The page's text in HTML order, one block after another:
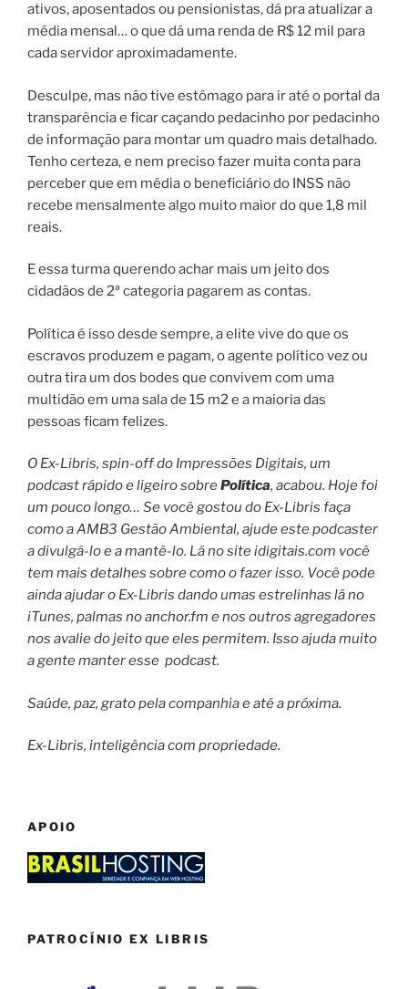
ativos, aposentados ou pensionistas, dá pra atualizar a
média mensal… o que dá uma renda de R$ 12 mil para
cada servidor aproximadamente.
Desculpe, mas não tive estômago para ir até o portal da
transparência e ficar caçando pedacinho por pedacinho
de informação para montar um quadro mais detalhado.
Tenho certeza, e nem preciso fazer muita conta para
perceber que em média o beneficiário do INSS não
recebe mensalmente algo muito maior do que 1,8 mil
reais.
E essa turma querendo achar mais um jeito dos
cidadãos de 2ª categoria pagarem as contas.
Política é isso desde sempre, a elite vive do que os
escravos produzem e pagam, o agente político vez ou
outra tira um dos bodes que convivem com uma
multidão em uma sala de 15 m2 e a maioria das
pessoas ficam felizes.
O Ex-Libris, spin-off do Impressões Digitais, um
podcast rápido e ligeiro sobrePolítica, acabou. Hoje foi
um pouco longo… Se você gostou do Ex-Libris faça
como a AMB3 Gestão Ambiental, ajude este podcaster
a divulgá-lo e a mantê-lo. Lá no site idigitais.com você
tem mais detalhes sobre como o fazer isso. Você pode
ainda ajudar o Ex-Libris dando umas estrelinhas lá no
iTunes, palmas no anchor.fm e nos outros agregadores
nos avalie do jeito que eles permitem. Isso ajuda muito
a gente manter esse podcast.
Saúde, paz, grato pela companhia e até a próxima.
Ex-Libris, inteligência com propriedade.
APOIO
PATROCÍNIO EX LIBRIS